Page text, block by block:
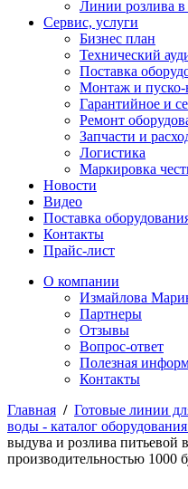
Линии розлива
Сервис, услуги
Бизнес план
Технический
Поставка
Монтаж и пуско-
Гарантийное и
Ремонт
Запчасти и
Логистика
Маркировка
Новости
Видео
Поставка
Контакты
Прайс-лист
О компании
Измайлова
Партнеры
Отзывы
Вопрос-ответ
Полезная
Контакты
Главная / Готовые линии
воды - каталог оборудования
выдува и розлива
производительностью 1000